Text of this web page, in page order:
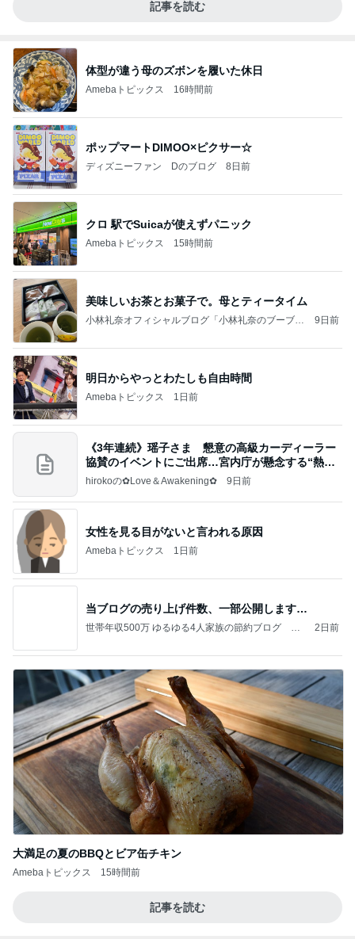
記事を読む
体型が違う母のズボンを履いた休日
Amebaトピックス 16時間前
ポップマートDIMOO×ピクサー☆
ディズニーファン Dのブログ 8日前
クロ 駅でSuicaが使えずパニック
Amebaトピックス 15時間前
美味しいお茶とお菓子で。母とティータイム
小林礼奈オフィシャルブログ「小林礼奈のブーブー
9日前
明日からやっとわたしも自由時間
Amebaトピックス 1日前
《3年連続》瑶子さま 懇意の高級カーディーラー
協賛のイベントにご出席…宮内庁が懸念する“熱心
すぎ
hirokoの✿Love＆Awakening✿ 9日前
女性を見る目がないと言われる原因
Amebaトピックス 1日前
当ブログの売り上げ件数、一部公開します…
世帯年収500万 ゆるゆる4人家族の節約ブログ 〜
2日前
大満足の夏のBBQとビア缶チキン
Amebaトピックス 15時間前
記事を読む